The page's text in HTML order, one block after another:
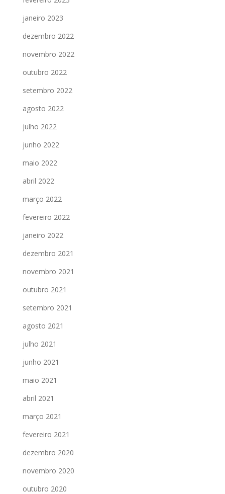
janeiro 2023
dezembro 2022
novembro 2022
outubro 2022
setembro 2022
agosto 2022
julho 2022
junho 2022
maio 2022
abril 2022
março 2022
fevereiro 2022
janeiro 2022
dezembro 2021
novembro 2021
outubro 2021
setembro 2021
agosto 2021
julho 2021
junho 2021
maio 2021
abril 2021
março 2021
fevereiro 2021
dezembro 2020
novembro 2020
outubro 2020